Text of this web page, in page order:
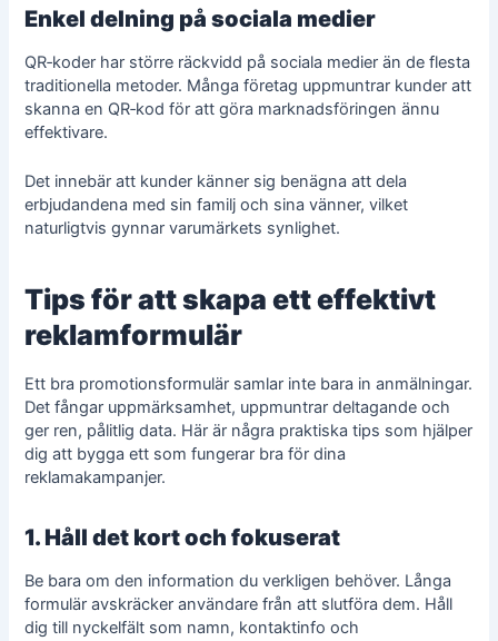
Enkel delning på sociala medier
QR‑koder har större räckvidd på sociala medier än de flesta
traditionella metoder. Många företag uppmuntrar kunder att
skanna en QR‑kod för att göra marknadsföringen ännu
effektivare.
Det innebär att kunder känner sig benägna att dela
erbjudandena med sin familj och sina vänner, vilket
naturligtvis gynnar varumärkets synlighet.
Tips för att skapa ett effektivt
reklamformulär
Ett bra promotionsformulär samlar inte bara in anmälningar.
Det fångar uppmärksamhet, uppmuntrar deltagande och
ger ren, pålitlig data. Här är några praktiska tips som hjälper
dig att bygga ett som fungerar bra för dina
reklamakampanjer.
1. Håll det kort och fokuserat
Be bara om den information du verkligen behöver. Långa
formulär avskräcker användare från att slutföra dem. Håll
dig till nyckelfält som namn, kontaktinfo och